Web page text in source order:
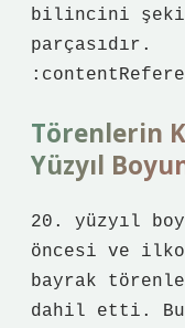
bilincini
parçasıdır.
Törenlerin
Yüzyıl
20. yüzyıl
öncesi ve
bayrak
dahil etti. Bu